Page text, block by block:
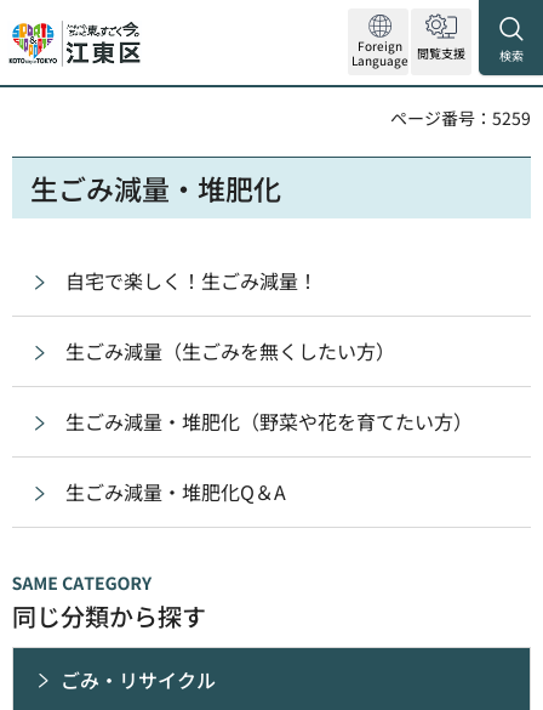
Foreign
Language 閲覧支援 検索
ページ番号：5259
生ごみ減量・堆肥化
自宅で楽しく！生ごみ減量！
生ごみ減量（生ごみを無くしたい方）
生ごみ減量・堆肥化（野菜や花を育てたい方）
生ごみ減量・堆肥化Q＆A
同じ分類から探す
ごみ・リサイクル